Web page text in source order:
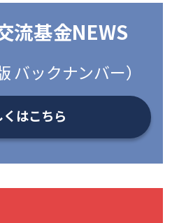
流基金NEWS
バックナンバー）
はこちら